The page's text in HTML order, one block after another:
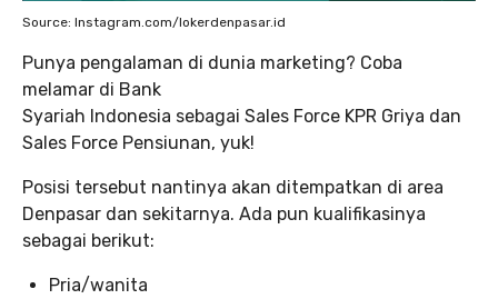
Source: Instagram.com/lokerdenpasar.id
Punya pengalaman di dunia marketing? Coba
melamar di Bank
Syariah Indonesia sebagai Sales Force KPR Griya dan
Sales Force Pensiunan, yuk!
Posisi tersebut nantinya akan ditempatkan di area
Denpasar dan sekitarnya. Ada pun kualifikasinya
sebagai berikut:
Pria/wanita